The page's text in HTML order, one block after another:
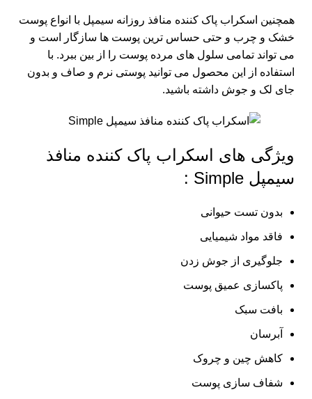
همچنین اسکراب پاک کننده منافذ روزانه سیمپل با انواع پوست
خشک و چرب و حتی حساس ترین پوست ها سازگار است و
می تواند تمامی سلول های مرده پوست را از بین ببرد. با
استفاده از این محصول می توانید پوستی نرم و صاف و بدون
جای لک و جوش داشته باشید.
ویژگی های اسکراب پاک کننده منافذ
سیمپل Simple :
بدون تست حیوانی
فاقد مواد شیمیایی
جلوگیری از جوش زدن
پاکسازی عمیق پوست
بافت سبک
آبرسان
کاهش چین و چروک
شفاف سازی پوست